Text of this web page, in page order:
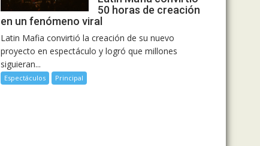
50 horas de creación
en un fenómeno viral
Latin Mafia convirtió la creación de su nuevo
proyecto en espectáculo y logró que millones
siguieran...
Espectáculos Principal